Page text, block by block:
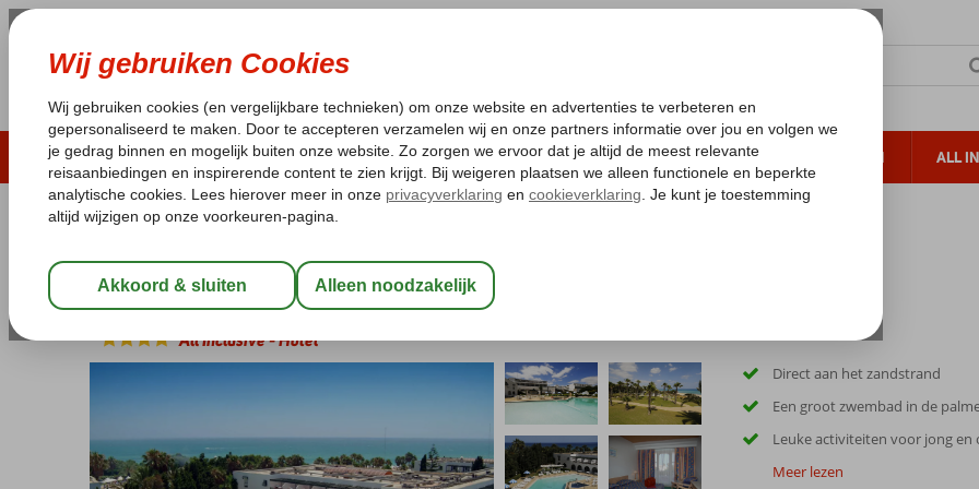
ZOMER 2026 LAST MINUTES WINTERZON ZONVAKANTIES VERRE REIZEN ALL
Laagsteprijsgarantie* Geen fueltoeslag Gratis annuleren*
Home
Tunesië Golf van Hammamet Hammamet El Mouradi Beach
El Mouradi Beach
All Inclusive-Hotel
Direct aan het zandstrand
Een groot zwembad in de
Leuke activiteiten voor jong en
Meer lezen